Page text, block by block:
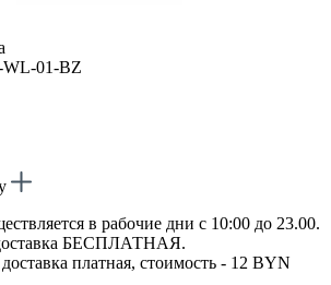
WL-01-BZ
в рабочие дни с 10:00 до 23.00.
БЕСПЛАТНАЯ.
платная, стоимость - 12 BYN